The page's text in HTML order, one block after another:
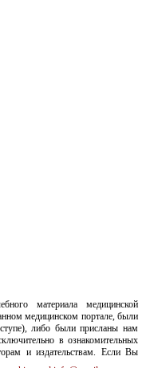
материала медицинской
медицинском портале, были
либо были присланы нам
в ознакомительных
и издательствам. Если Вы